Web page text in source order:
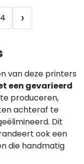
4 ›
van deze printers
een gevarieerd
produceren,
achteraf te
Dit
ook een
die handmatig